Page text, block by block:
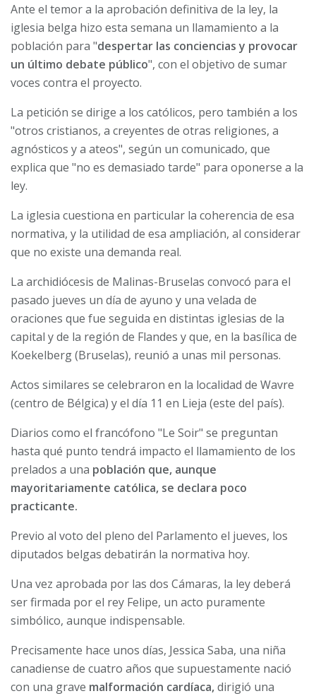
Ante el temor a la aprobación definitiva de la ley, la
iglesia belga hizo esta semana un llamamiento a la
población para "despertar las conciencias y provocar
un último debate público", con el objetivo de sumar
voces contra el proyecto.
La petición se dirige a los católicos, pero también a los
"otros cristianos, a creyentes de otras religiones, a
agnósticos y a ateos", según un comunicado, que
explica que "no es demasiado tarde" para oponerse a la
ley.
La iglesia cuestiona en particular la coherencia de esa
normativa, y la utilidad de esa ampliación, al considerar
que no existe una demanda real.
La archidiócesis de Malinas-Bruselas convocó para el
pasado jueves un día de ayuno y una velada de
oraciones que fue seguida en distintas iglesias de la
capital y de la región de Flandes y que, en la basílica de
Koekelberg (Bruselas), reunió a unas mil personas.
Actos similares se celebraron en la localidad de Wavre
(centro de Bélgica) y el día 11 en Lieja (este del país).
Diarios como el francófono "Le Soir" se preguntan
hasta qué punto tendrá impacto el llamamiento de los
prelados a una población que, aunque
mayoritariamente católica, se declara poco
practicante.
Previo al voto del pleno del Parlamento el jueves, los
diputados belgas debatirán la normativa hoy.
Una vez aprobada por las dos Cámaras, la ley deberá
ser firmada por el rey Felipe, un acto puramente
simbólico, aunque indispensable.
Precisamente hace unos días, Jessica Saba, una niña
canadiense de cuatro años que supuestamente nació
con una grave malformación cardíaca,dirigió una